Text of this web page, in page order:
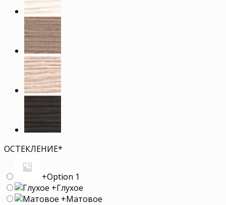
ОСТЕКЛЕНИЕ*
+Option 1
+Глухое
+Матовое